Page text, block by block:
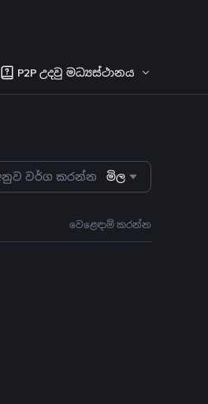
P2P උදවු මධ්‍යස්ථානය
වර්ග කරන්න මිල
වෙළෙඳාම් කරන්න